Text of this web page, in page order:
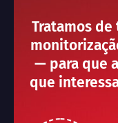
Tratamos
— para que
que